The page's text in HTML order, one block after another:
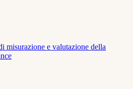
misurazione e valutazione della